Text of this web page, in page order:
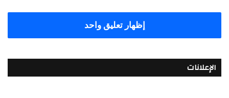
إظهار تعليق واحد
الإعلانات